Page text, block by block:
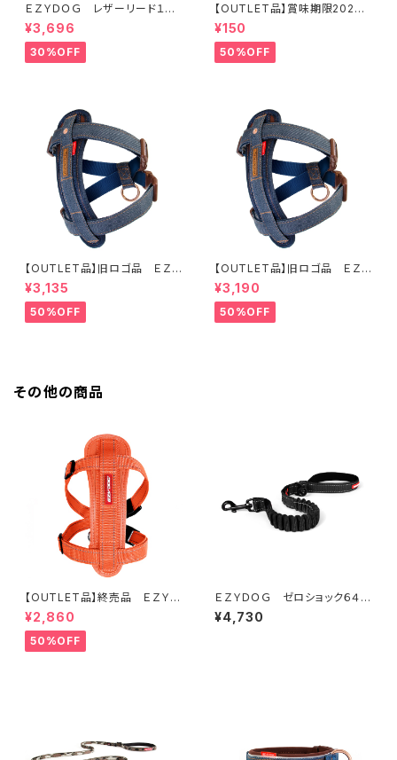
ＥＺＹＤＯＧ レザーリード１０６
ｃｍ（全2色）
¥3,696
30%OFF
【OUTLET品】賞味期限2026
年10月31日【犬用スープ】カラダ
のスープ 栄養めぐる滋養チキ
ン 50g
¥150
50%OFF
【OUTLET品】旧ロゴ品 ＥＺＹ
ＤＯＧ ハーネスＳ デニム
¥3,135
50%OFF
【OUTLET品】旧ロゴ品 ＥＺＹ
ＤＯＧ ハーネスＭ デニム
¥3,190
50%OFF
その他の商品
【OUTLET品】終売品 ＥＺＹＤ
¥2,860
50%OFF
ＥＺＹＤＯＧ ゼロショック６４ｃ
ｍ（全7色）
¥4,730